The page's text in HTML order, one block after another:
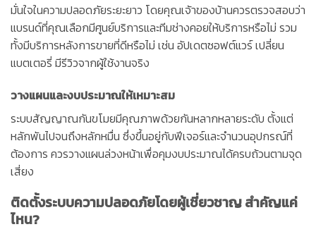
มั่นใจในความปลอดภัยระยะยาว โดยคุณเจ้าของบ้านควรตรวจสอบว่า
แบรนด์ที่คุณเลือกมีศูนย์บริการและทีมช่างคอยให้บริการหรือไม่ รวม
ทั้งมีบริการหลังการขายที่ดีหรือไม่ เช่น อัปเดตซอฟต์แวร์ เปลี่ยน
แบตเตอรี่ มีรีวิวจากผู้ใช้งานจริง
วางแผนและงบประมาณให้เหมาะสม
ระบบสัญญาณกันขโมยมีคุณภาพด้วยกันหลากหลายระดับ ตั้งแต่
หลักพันไปจนถึงหลักหมื่น ซึ่งขึ้นอยู่กับฟีเจอร์และจำนวนอุปกรณ์ที่
ต้องการ ควรวางแผนล่วงหน้าเพื่อคุมงบประมาณได้ครบถ้วนตามจุด
เสี่ยง
ติดตั้งระบบความปลอดภัยโดยผู้เชี่ยวชาญ สำคัญแค่
ไหน?